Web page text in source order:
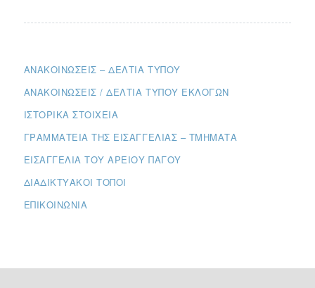
ΑΝΑΚΟΙΝΏΣΕΙΣ – ΔΕΛΤΊΑ ΤΎΠΟΥ
ΑΝΑΚΟΙΝΏΣΕΙΣ / ΔΕΛΤΊΑ ΤΎΠΟΥ ΕΚΛΟΓΏΝ
ΙΣΤΟΡΙΚΆ ΣΤΟΙΧΕΊΑ
ΓΡΑΜΜΑΤΕΊΑ ΤΗΣ ΕΙΣΑΓΓΕΛΊΑΣ – ΤΜΉΜΑΤΑ
ΕΙΣΑΓΓΕΛΊΑ ΤΟΥ ΑΡΕΊΟΥ ΠΆΓΟΥ
ΔΙΑΔΙΚΤΥΑΚΟΊ ΤΌΠΟΙ
ΕΠΙΚΟΙΝΩΝΊΑ